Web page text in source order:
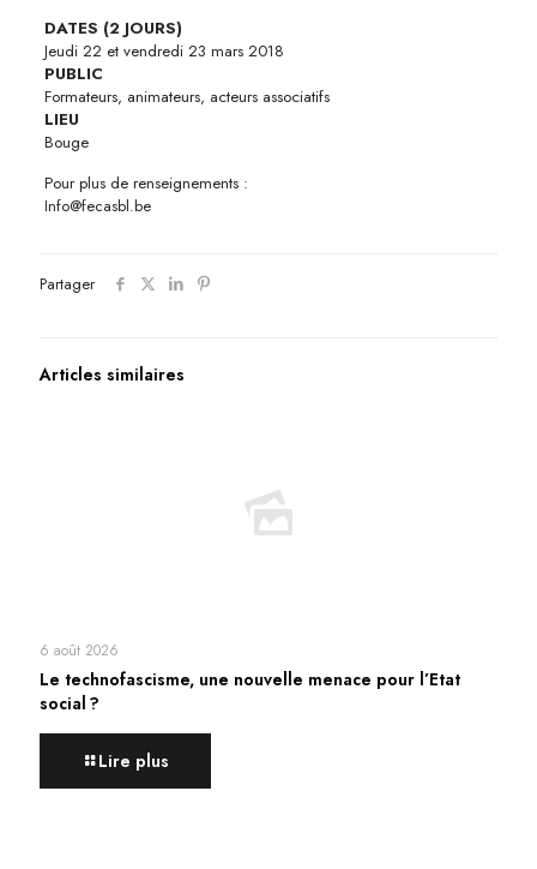
DATES (2 JOURS)
Jeudi 22 et vendredi 23 mars 2018
PUBLIC
Formateurs, animateurs, acteurs associatifs
LIEU
Bouge
Pour plus de renseignements :
Info@fecasbl.be
Partager
Articles similaires
6 août 2026
Le technofascisme, une nouvelle menace pour l’Etat
social ?
Lire plus